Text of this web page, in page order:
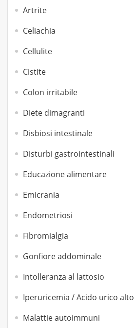
Artrite
Celiachia
Cellulite
Cistite
Colon irritabile
Diete dimagranti
Disbiosi intestinale
Disturbi gastrointestinali
Educazione alimentare
Emicrania
Endometriosi
Fibromialgia
Gonfiore addominale
Intolleranza al lattosio
Iperuricemia / Acido urico alto
Malattie autoimmuni